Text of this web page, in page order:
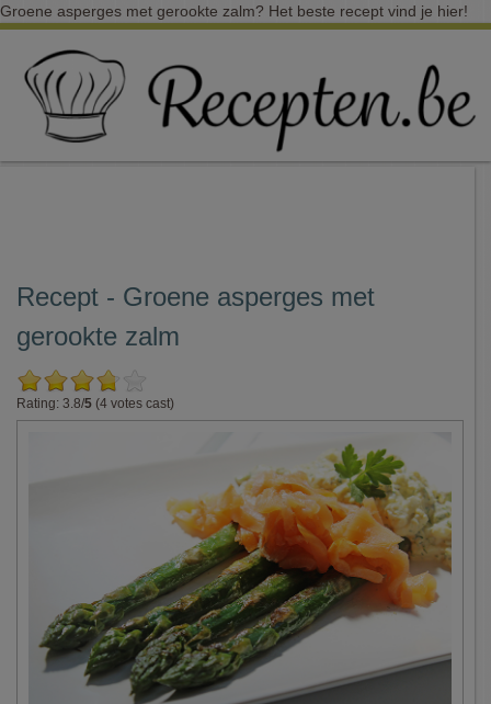
Groene asperges met gerookte zalm? Het beste recept vind je hier!
Recept - Groene asperges met
gerookte zalm
Rating: 3.8/5 (4 votes cast)